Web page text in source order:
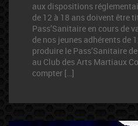
aux dispositions
de 12 à 18 ans doivent être
Pass’Sanitaire en cours de
de nos jeunes adhérents de
produire le Pass’Sanitaire
au Club des Arts Martiaux
compter […]